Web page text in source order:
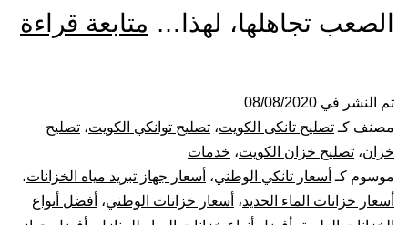
الصعب تجاهلها، لهذا… متابعة قراءة
تم النشر في 08/08/2020
مصنف كـ تصليح تانكى الكويت، تصليح توانكي الكويت، تصليح
خزان، تصليح خزان الكويت، خدمات
موسوم كـ أسعار تانكي الوطني، أسعار جهاز تبريد مياه الخزانات،
أسعار خزانات الماء الحديد، أسعار خزانات الوطني، أفضل أنواع